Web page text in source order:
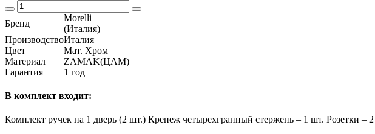
Бренд
Morelli
(Италия)
ПроизводствоИталия
Цвет
Мат. Хром
Материал
ZAMAK(ЦАМ)
Гарантия
1 год
В комплект входит:
Комплект ручек на 1 дверь (2 шт.) Крепеж четырехгранный стержень – 1 шт. Розетки